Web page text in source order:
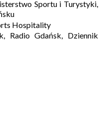
Sportu i Turystyki,
Hospitality
Radio Gdańsk, Dziennik